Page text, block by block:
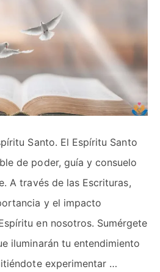
Santo. El Espíritu Santo
de poder, guía y consuelo
A través de las Escrituras,
y el impacto
en nosotros. Sumérgete
iluminarán tu entendimiento
experimentar …